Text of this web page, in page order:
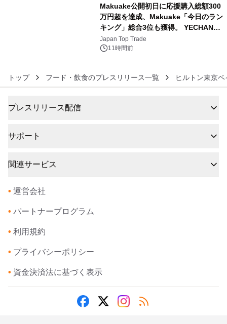
Makuake公開初日に応援購入総額300
万円超を達成、Makuake「今日のラン
キング」総合3位も獲得。 YECHAN音
浴シンギングボウル第2弾の大型サイ
ズ（XL・2XL・3XL）を先行販売中
Japan Top Trade
11時間前
トップ フード・飲食のプレスリリース一覧 ヒルトン東京ベ
プレスリリース配信
サポート
関連サービス
• 運営会社
• パートナープログラム
• 利用規約
• プライバシーポリシー
• 資金決済法に基づく表示